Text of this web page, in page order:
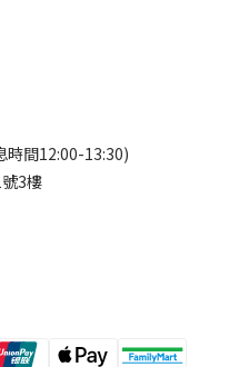
時間12:00-13:30)
3樓